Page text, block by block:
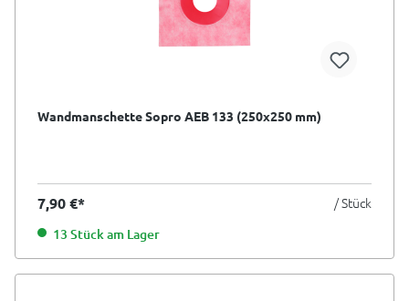
Wandmanschette Sopro AEB 133 (250x250 mm)
7,90 €* / Stück
13 Stück am Lager